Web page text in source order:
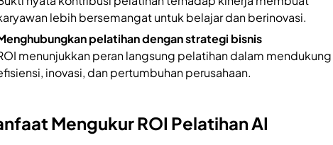
lebih bersemangat untuk belajar dan berinovasi.
pelatihan dengan strategi bisnis
menunjukkan peran langsung pelatihan dalam mendukung
inovasi, dan pertumbuhan perusahaan.
Mengukur ROI Pelatihan AI